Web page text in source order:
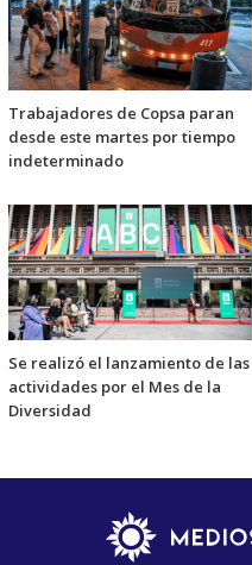
Trabajadores de Copsa paran
desde este martes por tiempo
indeterminado
Se realizó el lanzamiento de las
actividades por el Mes de la
Diversidad